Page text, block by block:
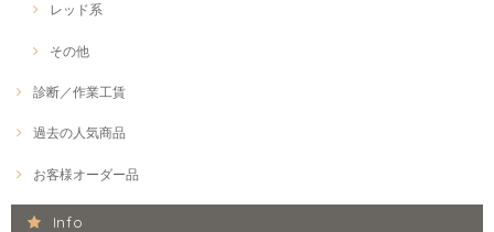
レッド系
その他
診断／作業工賃
過去の人気商品
お客様オーダー品
Info